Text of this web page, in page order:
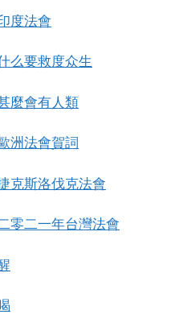
度法會
么要救度众生
麼會有人類
洲法會賀詞
克斯洛伐克法會
零二一年台灣法會